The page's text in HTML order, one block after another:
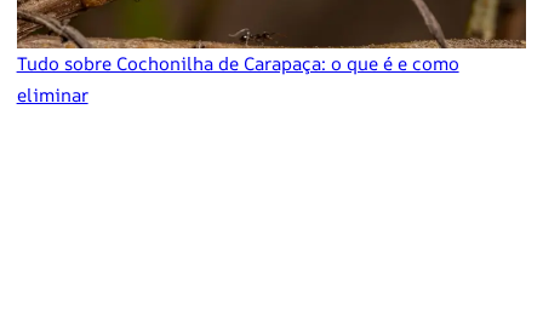
Tudo sobre Cochonilha de Carapaça: o que é e como
eliminar